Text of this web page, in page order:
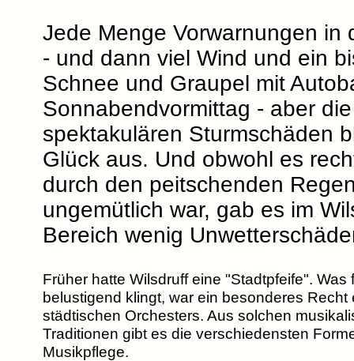
Jede Menge Vorwarnungen in
- und dann viel Wind und ein
Schnee und Graupel mit
Sonnabendvormittag - aber die
spektakulären Sturmschäden
Glück aus. Und obwohl es
durch den peitschenden
ungemütlich war, gab es im
Bereich wenig
Früher hatte Wilsdruff eine "Stadtpfeife". Was
belustigend klingt, war ein besonderes Recht
städtischen Orchesters. Aus solchen
Traditionen gibt es die verschiedensten
Musikpflege.